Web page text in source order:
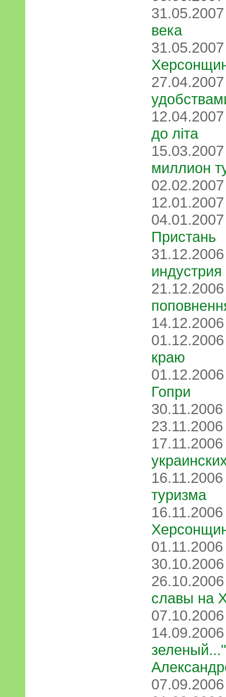
века
до літа
миллион
Пристань
краю
Гопри
туризма
славы на